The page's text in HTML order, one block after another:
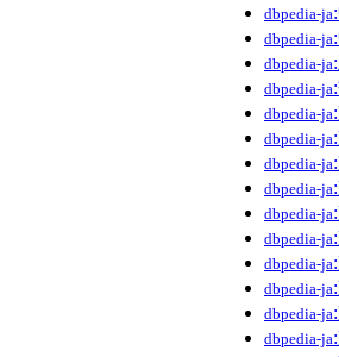
dbpedia-ja
dbpedia-ja
dbpedia-ja
dbpedia-ja
dbpedia-ja
dbpedia-ja
dbpedia-ja
dbpedia-ja
dbpedia-ja
dbpedia-ja
dbpedia-ja
dbpedia-ja
dbpedia-ja
dbpedia-ja